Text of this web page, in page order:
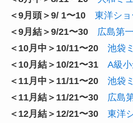
＜9月頭＞9/ 1〜10
東洋シ
＜9月結＞9/21〜30
広島第
＜10月中＞10/11〜20
池袋
＜10月結＞10/21〜31
A級
＜11月中＞11/11〜20
池袋
＜11月結＞11/21〜30
広島
＜12月結＞12/21〜30
東洋